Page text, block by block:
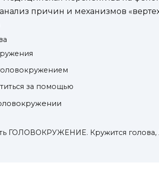
причин и механизмов
за помощью
ГОЛОВОКРУЖЕНИЕ. Кружится